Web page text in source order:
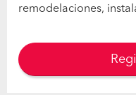
remodelaciones,